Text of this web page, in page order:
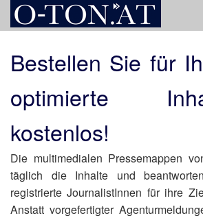
PRESSEMAPPEN
ASSISTENT
ÜBER UNS
Bestellen Sie für
optimierte
kostenlos!
Die multimedialen Pressemappen
täglich die Inhalte und
registrierte JournalistInnen für ihre
Anstatt vorgefertigter